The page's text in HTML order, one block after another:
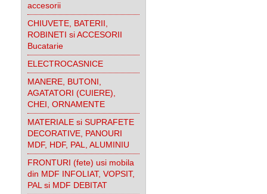
accesorii
CHIUVETE, BATERII,
ROBINETI si ACCESORII
Bucatarie
ELECTROCASNICE
MANERE, BUTONI,
AGATATORI (CUIERE),
CHEI, ORNAMENTE
MATERIALE si SUPRAFETE
DECORATIVE, PANOURI
MDF, HDF, PAL, ALUMINIU
FRONTURI (fete) usi mobila
din MDF INFOLIAT, VOPSIT,
PAL si MDF DEBITAT